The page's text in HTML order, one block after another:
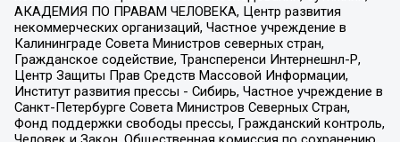
АКАДЕМИЯ ПО ПРАВАМ ЧЕЛОВЕКА, Центр развития
некоммерческих организаций, Частное учреждение в
Калининграде Совета Министров северных стран,
Гражданское содействие, Трансперенси Интернешнл-Р,
Центр Защиты Прав Средств Массовой Информации,
Институт развития прессы - Сибирь, Частное учреждение в
Санкт-Петербурге Совета Министров Северных Стран,
Фонд поддержки свободы прессы, Гражданский контроль,